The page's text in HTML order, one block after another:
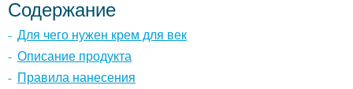
Содержание
Для чего нужен крем для век
Описание продукта
Правила нанесения